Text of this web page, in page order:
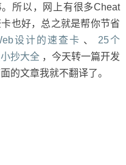
所以，网上有很多Cheat
也好，总之就是帮你节省
设计的速查卡 、25个
抄大全 ，今天转一篇开发
的文章我就不翻译了。